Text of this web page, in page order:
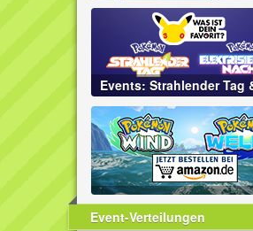
Event-Verteilungen